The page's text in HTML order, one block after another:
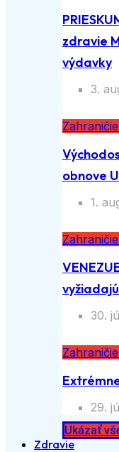
zdravie
výdavky
3.
Zahraničie
obnove
1.
Zahraničie
30.
Zahraničie
29.
Ukázať
Zdravie